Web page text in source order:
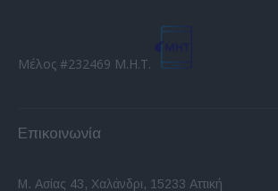
Μέλος #232469 Μ.Η.Τ.
Επικοινωνία
Μ. Ασίας 43, Χαλάνδρι, 15233 Αττική